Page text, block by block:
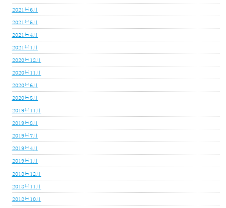
2021年6月
2021年5月
2021年4月
2021年1月
2020年12月
2020年11月
2020年6月
2020年5月
2019年11月
2019年8月
2019年7月
2019年4月
2019年1月
2018年12月
2018年11月
2018年10月